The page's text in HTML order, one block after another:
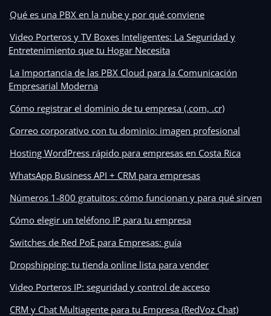
Qué es una PBX en la nube y por qué conviene
Video Porteros y TV Boxes Inteligentes: La Seguridad y
Entretenimiento que tu Hogar Necesita
La Importancia de las PBX Cloud para la Comunicación
Empresarial Moderna
Cómo registrar el dominio de tu empresa (.com, .cr)
Correo corporativo con tu dominio: imagen profesional
Hosting WordPress rápido para empresas en Costa Rica
WhatsApp Business API + CRM para empresas
Números 1-800 gratuitos: cómo funcionan y para qué sirven
Cómo elegir un teléfono IP para tu empresa
Switches de Red PoE para Empresas: guía
Dropshipping: tu tienda online lista para vender
Video Porteros IP: seguridad y control de acceso
CRM y Chat Multiagente para tu Empresa (RedVoz Chat)